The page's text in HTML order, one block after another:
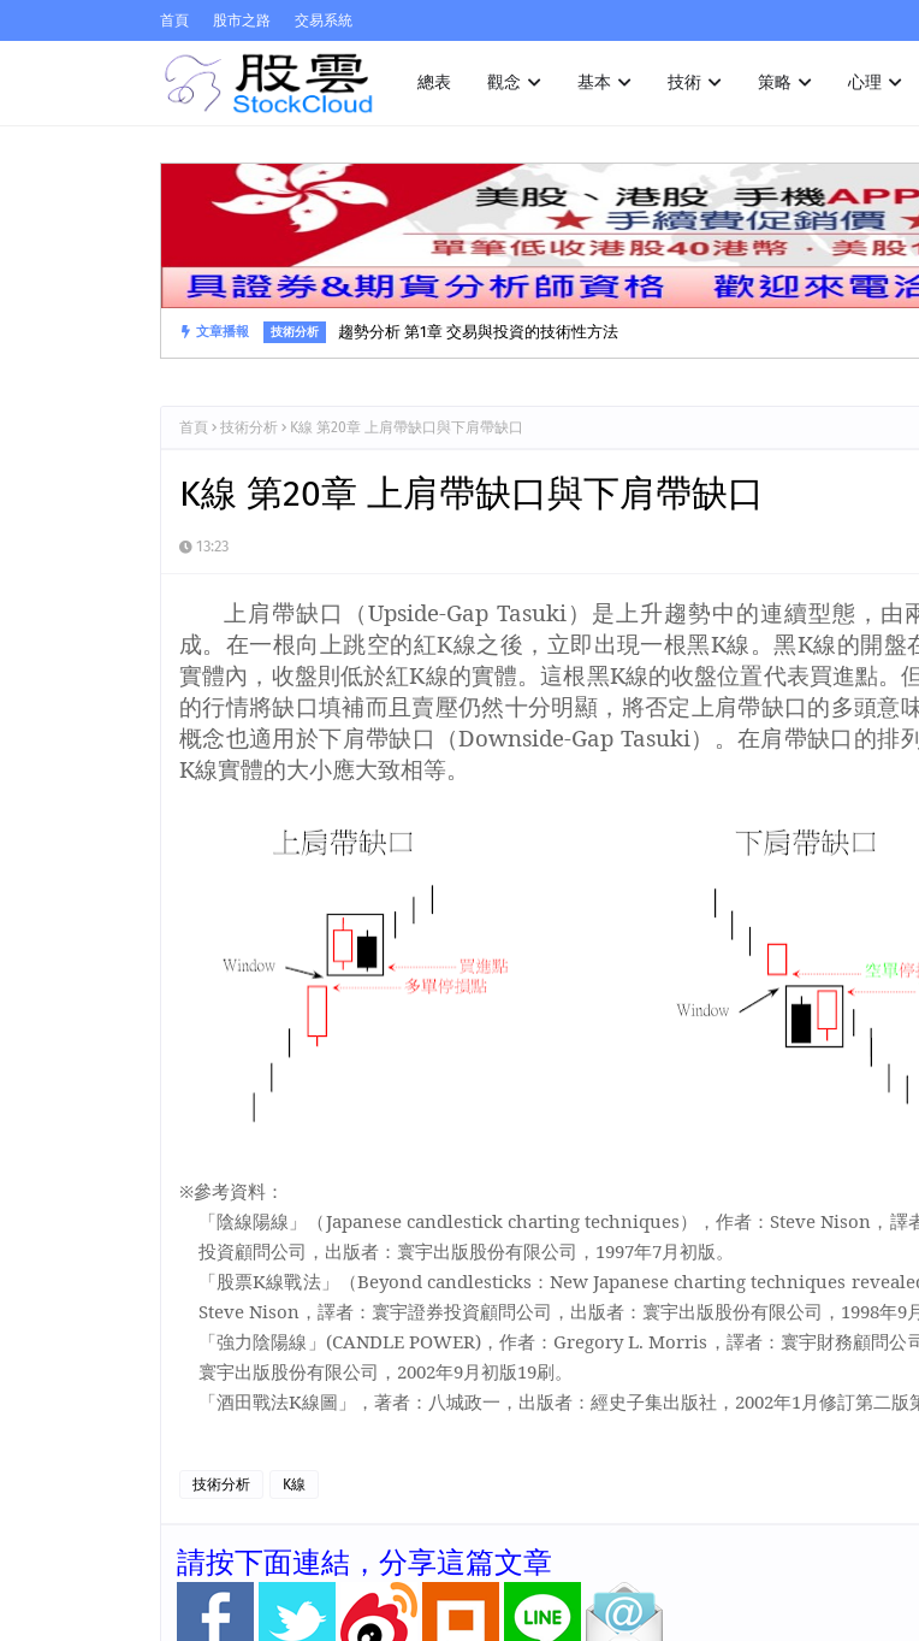
首頁 股市之路 交易系統
總表 觀念 基本 技術 策略 心理
文章播報 技術分析 趨勢分析 第1章 交易與投資的技術性方法
首頁 技術分析 K線 第20章 上肩帶缺口與下肩帶缺口
K線 第20章 上肩帶缺口與下肩帶缺口
13:23
上肩帶缺口（Upside-Gap Tasuki）是上升趨勢中的連續型態，由
成。在一根向上跳空的紅K線之後，立即出現一根黑K線。黑K線的開盤
實體內，收盤則低於紅K線的實體。這根黑K線的收盤位置代表買進點。
的行情將缺口填補而且賣壓仍然十分明顯，將否定上肩帶缺口的多頭意
概念也適用於下肩帶缺口（Downside-Gap Tasuki）。在肩帶缺口的排
K線實體的大小應大致相等。
※參考資料：
「陰線陽線」（Japanese candlestick charting techniques），作者：Steve Nison ，譯
投資顧問公司，出版者：寰宇出版股份有限公司， 1997年7月初版。
「股票K線戰法」（Beyond candlesticks ：New Japanese charting techniques
Steve Nison ，譯者：寰宇證券投資顧問公司，出版者：寰宇出版股份有限公司， 1998年9
「強力陰陽線」 (CANDLE POWER)，作者： Gregory L. Morris ，譯者：寰宇財務顧問公
寰宇出版股份有限公司， 2002年9月初版19刷。
「酒田戰法K線圖」，著者：八城政一，出版者：經史子集出版社， 2002年1月修訂第二版
技術分析 K線
請按下面連結，分享這篇文章